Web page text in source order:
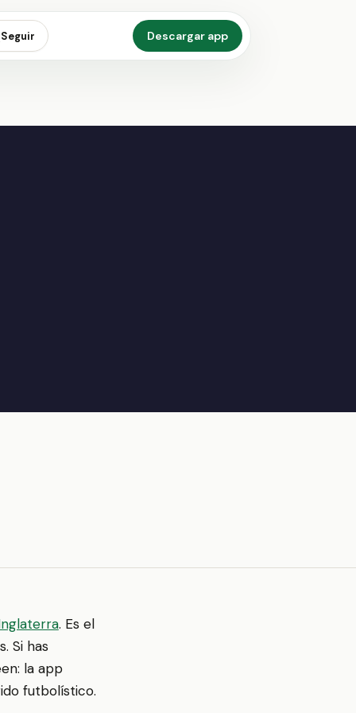
Seguir Descargar app
. Es el
Si has
la app
futbolístico.